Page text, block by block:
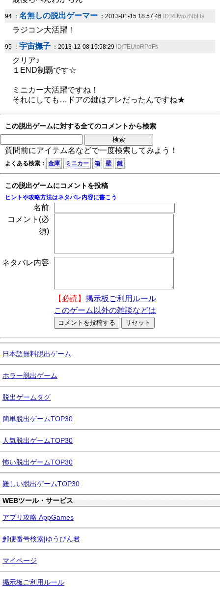
94 ： 名無しの脱出ゲーマー ：2013-01-15 18:57:46 ID:l4JwozNbHs
ラジコン大活躍！
95 ： 宇宙撫子 ：2013-12-08 15:58:29 ID:TEUtoRPdFs
クリア♪
１END制覇です☆
ミニカー大活躍ですね！
それにしても…ドアの鍵はアレだったんですね★
この脱出ゲームに対する全てのコメントから検索
質問前にアイテム名などで一度検索してみよう！
よくある検索： 金庫 ミニカー 箱 壁 鍵
この脱出ゲームにコメントを投稿
ヒントや攻略方法はネタバレ内容に書こう
名前
コメント(必
須)
ネタバレ内容
【必読】 掲示板ご利用ルール
このゲーム以外の雑談などは
日本語無料脱出ゲーム
ホラー脱出ゲーム
脱出ゲームタグ
簡単脱出ゲームTOP30
人気脱出ゲームTOP30
怖い脱出ゲームTOP30
難しい脱出ゲームTOP30
WEBツール・サービス
アプリ攻略 AppGames
郵便番号検索|ゆうびん君
マイページ
掲示板ご利用ルール